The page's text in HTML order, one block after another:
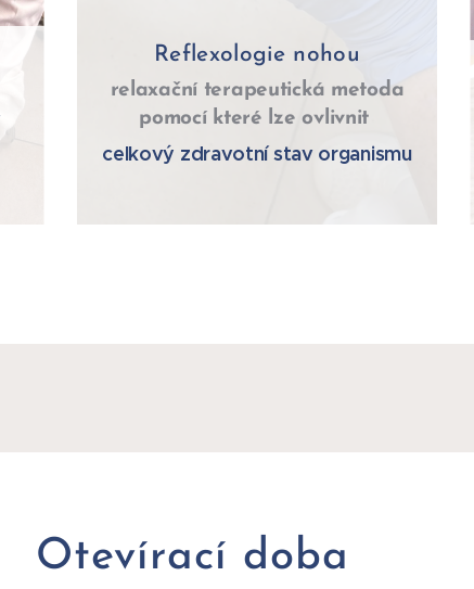
Reflexologie nohou
relaxační terapeutická metoda
pomocí které lze ovlivnit
celkový zdravotní stav organismu
Otevírací doba